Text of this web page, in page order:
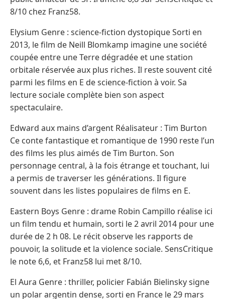
8/10 chez Franz58.
Elysium Genre : science-fiction dystopique Sorti en
2013, le film de Neill Blomkamp imagine une société
coupée entre une Terre dégradée et une station
orbitale réservée aux plus riches. Il reste souvent cité
parmi les films en E de science-fiction à voir. Sa
lecture sociale complète bien son aspect
spectaculaire.
Edward aux mains d’argent Réalisateur : Tim Burton
Ce conte fantastique et romantique de 1990 reste l’un
des films les plus aimés de Tim Burton. Son
personnage central, à la fois étrange et touchant, lui
a permis de traverser les générations. Il figure
souvent dans les listes populaires de films en E.
Eastern Boys Genre : drame Robin Campillo réalise ici
un film tendu et humain, sorti le 2 avril 2014 pour une
durée de 2 h 08. Le récit observe les rapports de
pouvoir, la solitude et la violence sociale. SensCritique
le note 6,6, et Franz58 lui met 8/10.
El Aura Genre : thriller, policier Fabián Bielinsky signe
un polar argentin dense, sorti en France le 29 mars